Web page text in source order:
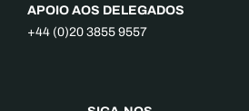
APOIO AOS DELEGADOS
+44 (0)20 3855 9557